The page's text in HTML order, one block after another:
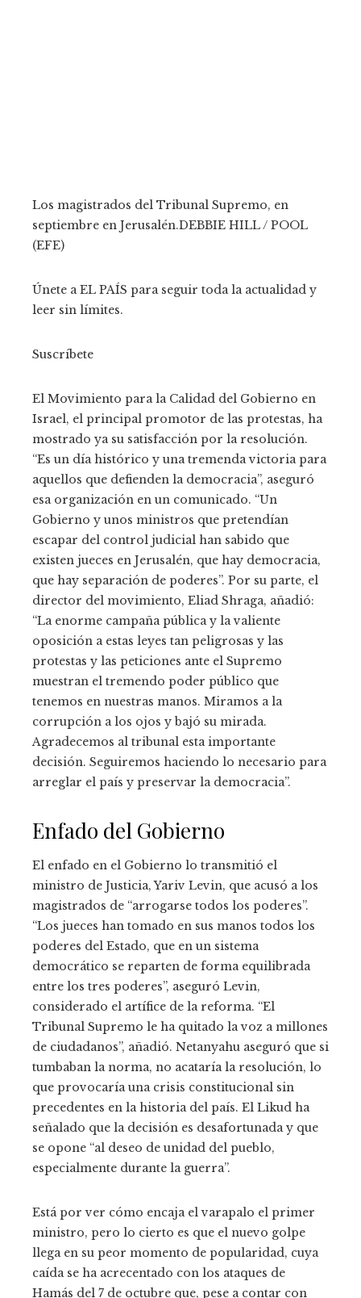
Los magistrados del Tribunal Supremo, en
septiembre en Jerusalén.DEBBIE HILL / POOL
(EFE)
Únete a EL PAÍS para seguir toda la actualidad y
leer sin límites.
Suscríbete
El Movimiento para la Calidad del Gobierno en
Israel, el principal promotor de las protestas, ha
mostrado ya su satisfacción por la resolución.
“Es un día histórico y una tremenda victoria para
aquellos que defienden la democracia”, aseguró
esa organización en un comunicado. “Un
Gobierno y unos ministros que pretendían
escapar del control judicial han sabido que
existen jueces en Jerusalén, que hay democracia,
que hay separación de poderes”. Por su parte, el
director del movimiento, Eliad Shraga, añadió:
“La enorme campaña pública y la valiente
oposición a estas leyes tan peligrosas y las
protestas y las peticiones ante el Supremo
muestran el tremendo poder público que
tenemos en nuestras manos. Miramos a la
corrupción a los ojos y bajó su mirada.
Agradecemos al tribunal esta importante
decisión. Seguiremos haciendo lo necesario para
arreglar el país y preservar la democracia”.
Enfado del Gobierno
El enfado en el Gobierno lo transmitió el
ministro de Justicia, Yariv Levin, que acusó a los
magistrados de “arrogarse todos los poderes”.
“Los jueces han tomado en sus manos todos los
poderes del Estado, que en un sistema
democrático se reparten de forma equilibrada
entre los tres poderes”, aseguró Levin,
considerado el artífice de la reforma. “El
Tribunal Supremo le ha quitado la voz a millones
de ciudadanos”, añadió. Netanyahu aseguró que si
tumbaban la norma, no acataría la resolución, lo
que provocaría una crisis constitucional sin
precedentes en la historia del país. El Likud ha
señalado que la decisión es desafortunada y que
se opone “al deseo de unidad del pueblo,
especialmente durante la guerra”.
Está por ver cómo encaja el varapalo el primer
ministro, pero lo cierto es que el nuevo golpe
llega en su peor momento de popularidad, cuya
caída se ha acrecentado con los ataques de
Hamás del 7 de octubre que, pese a contar con